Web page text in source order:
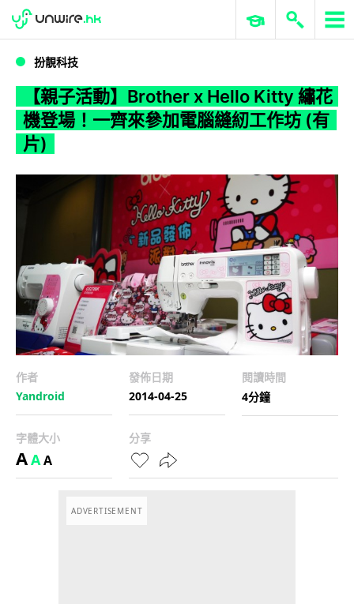
WWDC 2026 ERP 與商業 AI
扮靚科技
【親子活動】Brother x Hello Kitty 繡花
機登場！一齊來參加電腦縫紉工作坊 (有
片)
作者
Yandroid
發佈日期
2014-04-25
閱讀時間
4分鐘
字體大小
AAA
分享
ADVERTISEMENT